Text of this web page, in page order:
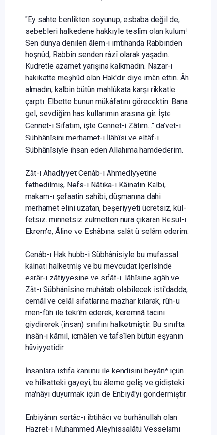
"Ey sahte benlikten soyunup, esbaba değil de,
sebebleri halkedene hakkıyle teslîm olan kulum!
Sen dünya denilen âlem-i imtihanda Rabbinden
hoşnûd, Rabbin senden râzî olarak yaşadın.
Kudretle azamet yarışına kalkmadın. Nazar-ı
hakikatte meşhûd olan Hak'dır diye imân ettin. Âh
almadın, kalbin bü­tün mahlûkata karşı rikkatle
çarptı. Elbette bunun mükâfatını görecektin. Bana
gel, sevdiğim has kullarımın arasına gir. İşte
Cennet-i Sıfatım, işte Cennet-i Zâtım..." da'vet-i
Sübhânîsini merhamet-i İlâhîsi ve eltâf-ı
Sübhânîsiyle ihsan eden Allahıma hamdederim.
Zât-ı Ahadiyyet Cenâb-ı Ahmediyyetine
fethedilmiş, Nefs-i Nâtıka-i Kâinatın Kalbi,
makam-ı şefaatin sahibi, düş­manına dahi
merhamet elini uzatan, beşeriyyeti ücretsiz, kül­
fetsiz, minnetsiz zulmetten nura çıkaran Resûl-i
Ekrem'e, Âline ve Eshâbına salât ü selâm ederim.
Cenâb-ı Hak hubb-i Sübhânîsiyle bu mufassal
kâinatı halketmiş ve bu mevcudat içerisinde
esrâr-ı zâtiyyesine ve sıfât-ı İlâhîsine agâh ve
Zât-ı Sübhânîsine muhâtab olabilecek isti'dadda,
cemâl ve celâl sıfatlarına mazhar kılarak, rûh-u
men-fûh ile tekrîm ederek, keremnâ tacını
giydirerek (insan) sınıfını halketmiştir. Bu sınıfta
insân-ı kâmil, icmâlen ve tafsîlen bütün eşyanın
hüviyyetidir.
İnsanlara istifa kanunu ile kendisini beyân* içün
ve hilkat­teki gayeyi, bu âleme geliş ve gidişteki
ma'nâyı duyurmak içün de Enbiyâ'yı göndermiştir.
Enbiyânın sertâc-ı ibtihâcı ve burhânullah olan
Hazret-i Muhammed Aleyhissalâtü Vesselamı